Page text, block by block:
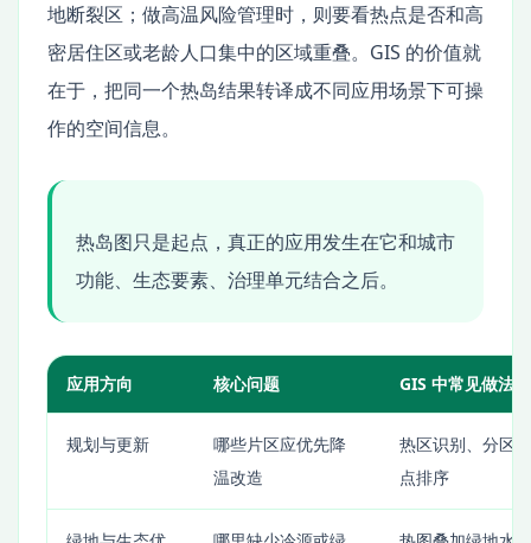
地断裂区；做高温风险管理时，则要看热点是否和高
密居住区或老龄人口集中的区域重叠。GIS 的价值就
在于，把同一个热岛结果转译成不同应用场景下可操
作的空间信息。
热岛图只是起点，真正的应用发生在它和城市
功能、生态要素、治理单元结合之后。
应用方向 核心问题 GIS 中常见做法
规划与更新
哪些片区应优先降
温改造
热区识别、分区
点排序